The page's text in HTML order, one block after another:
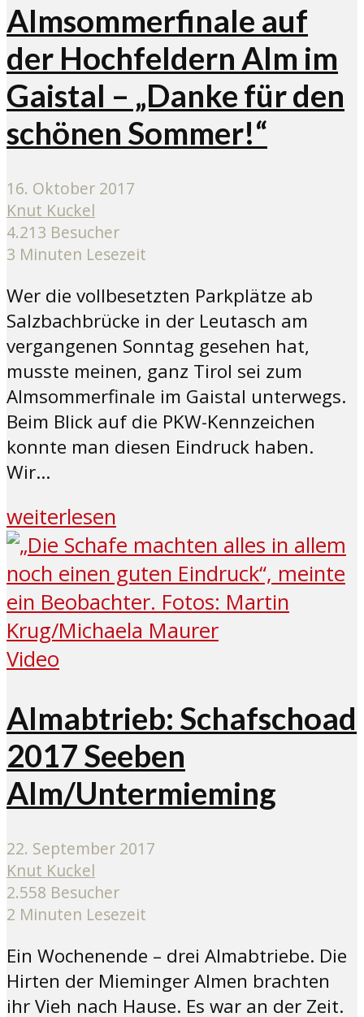
Almsommerfinale auf
der Hochfeldern Alm im
Gaistal – „Danke für den
schönen Sommer!“
16. Oktober 2017
Knut Kuckel
4.213 Besucher
3 Minuten Lesezeit
Wer die vollbesetzten Parkplätze ab
Salzbachbrücke in der Leutasch am
vergangenen Sonntag gesehen hat,
musste meinen, ganz Tirol sei zum
Almsommerfinale im Gaistal unterwegs.
Beim Blick auf die PKW-Kennzeichen
konnte man diesen Eindruck haben.
Wir...
weiterlesen
Video
Almabtrieb: Schafschoad
2017 Seeben
Alm/Untermieming
22. September 2017
Knut Kuckel
2.558 Besucher
2 Minuten Lesezeit
Ein Wochenende – drei Almabtriebe. Die
Hirten der Mieminger Almen brachten
ihr Vieh nach Hause. Es war an der Zeit.